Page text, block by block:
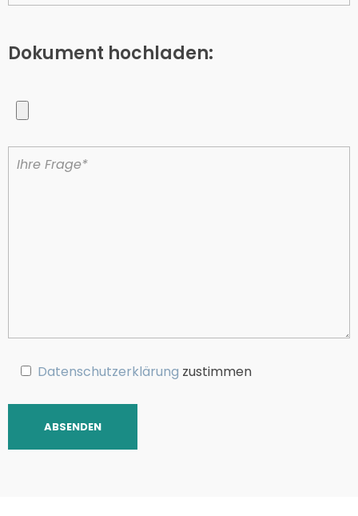
Dokument hochladen:
Datenschutzerklärung zustimmen